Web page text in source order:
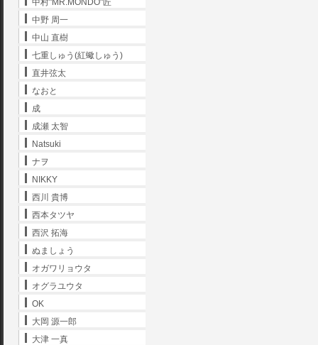
中村"MR.MONDO"匠
中野 周一
中山 直樹
七重しゅう(紅蠍しゅう)
直井弦太
なおと
成
成瀬 太智
Natsuki
ナヲ
NIKKY
西川 貴博
西本タツヤ
西沢 拓海
ぬましょう
オガワリョウタ
オグラユウタ
OK
大岡 源一郎
大津 一真